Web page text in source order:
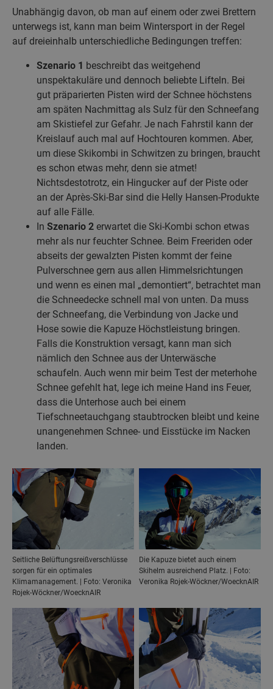
Unabhängig davon, ob man auf einem oder zwei Brettern
unterwegs ist, kann man beim Wintersport in der Regel
auf dreieinhalb unterschiedliche Bedingungen treffen:
Szenario 1 beschreibt das weitgehend
unspektakuläre und dennoch beliebte Lifteln. Bei
gut präparierten Pisten wird der Schnee höchstens
am späten Nachmittag als Sulz für den Schneefang
am Skistiefel zur Gefahr. Je nach Fahrstil kann der
Kreislauf auch mal auf Hochtouren kommen. Aber,
um diese Skikombi in Schwitzen zu bringen, braucht
es schon etwas mehr, denn sie atmet!
Nichtsdestotrotz, ein Hingucker auf der Piste oder
an der Après-Ski-Bar sind die Helly Hansen-Produkte
auf alle Fälle.
In Szenario 2 erwartet die Ski-Kombi schon etwas
mehr als nur feuchter Schnee. Beim Freeriden oder
abseits der gewalzten Pisten kommt der feine
Pulverschnee gern aus allen Himmelsrichtungen
und wenn es einen mal „demontiert“, betrachtet man
die Schneedecke schnell mal von unten. Da muss
der Schneefang, die Verbindung von Jacke und
Hose sowie die Kapuze Höchstleistung bringen.
Falls die Konstruktion versagt, kann man sich
nämlich den Schnee aus der Unterwäsche
schaufeln. Auch wenn mir beim Test der meterhohe
Schnee gefehlt hat, lege ich meine Hand ins Feuer,
dass die Unterhose auch bei einem
Tiefschneetauchgang staubtrocken bleibt und keine
unangenehmen Schnee- und Eisstücke im Nacken
landen.
Seitliche Belüftungsreißverschlüsse
sorgen für ein optimales
Klimamanagement. | Foto: Veronika
Rojek-Wöckner/WoecknAIR
Die Kapuze bietet auch einem
Skihelm ausreichend Platz. | Foto:
Veronika Rojek-Wöckner/WoecknAIR